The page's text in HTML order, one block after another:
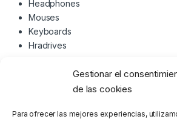
Gestionar el
de las cookies
Para ofrecer las mejores experiencias,
Headphones
Mouses
Keyboards
Hradrives
Navegación de entradas
Computers & Accessories
Megamenu Item – Header 2